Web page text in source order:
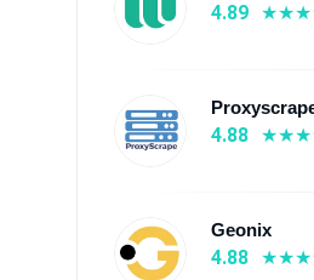
4.89
4.88
Geonix
4.88